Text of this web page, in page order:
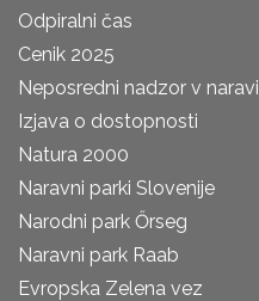
Odpiralni čas
Cenik 2025
Neposredni nadzor v naravi
Izjava o dostopnosti
Natura 2000
Naravni parki Slovenije
Narodni park Őrseg
Naravni park Raab
Evropska Zelena vez